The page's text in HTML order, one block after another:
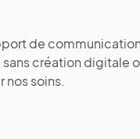
de
création digitale
nos soins.